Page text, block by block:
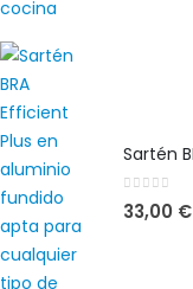
0 out of 5
33,00 €